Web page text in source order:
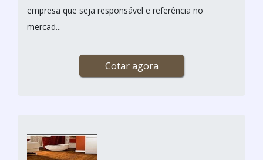
empresa que seja responsável e referência no
mercad...
Cotar agora